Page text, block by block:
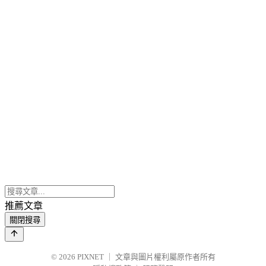
推薦文章
關閉搜尋
© 2026 PIXNET
文章與圖片權利屬原作者所有